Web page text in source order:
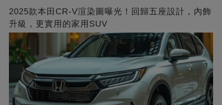
2025款本田CR-V渲染圖曝光！回歸五座設計，內飾
升級，更實用的家用SUV